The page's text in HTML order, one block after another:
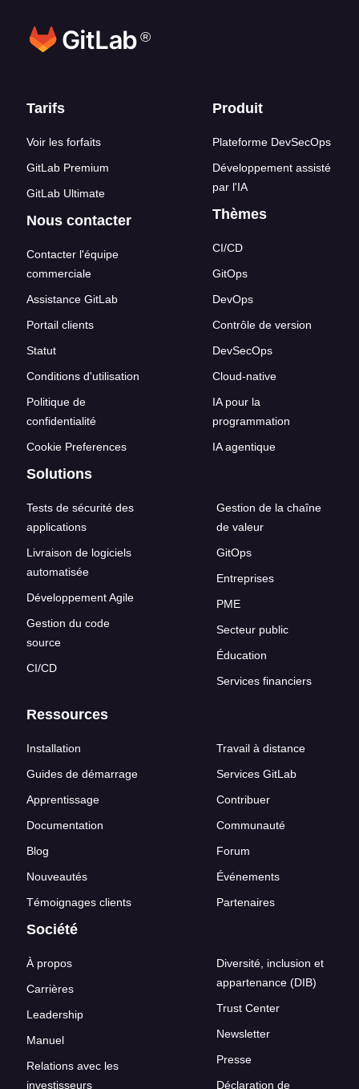
®
Liens en bas de page
Tarifs
Voir les forfaits
GitLab Premium
GitLab Ultimate
Nous contacter
Contacter l'équipe
commerciale
Assistance GitLab
Portail clients
Statut
Conditions d'utilisation
Politique de
confidentialité
Cookie Preferences
Produit
Plateforme DevSecOps
Développement assisté
par l'IA
Thèmes
CI/CD
GitOps
DevOps
Contrôle de version
DevSecOps
Cloud-native
IA pour la
programmation
IA agentique
Solutions
Tests de sécurité des
applications
Livraison de logiciels
automatisée
Développement Agile
Gestion du code
source
CI/CD
Gestion de la chaîne
de valeur
GitOps
Entreprises
PME
Secteur public
Éducation
Services financiers
Ressources
Installation
Guides de démarrage
Apprentissage
Documentation
Blog
Nouveautés
Témoignages clients
Travail à distance
Services GitLab
Contribuer
Communauté
Forum
Événements
Partenaires
Société
À propos
Carrières
Leadership
Manuel
Relations avec les
investisseurs
Diversité, inclusion et
appartenance (DIB)
Trust Center
Newsletter
Presse
Déclaration de